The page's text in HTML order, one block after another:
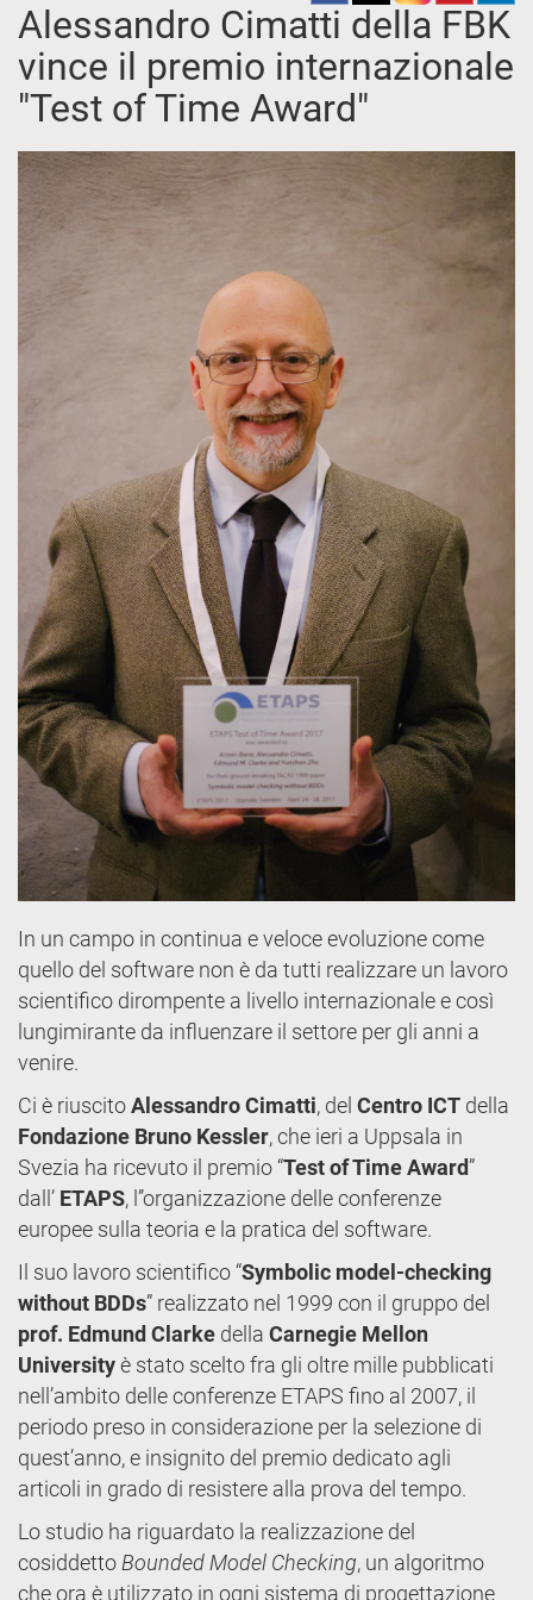
Alessandro Cimatti della FBK
vince il premio internazionale
"Test of Time Award"
In un campo in continua e veloce evoluzione come
quello del software non è da tutti realizzare un lavoro
scientifico dirompente a livello internazionale e così
lungimirante da influenzare il settore per gli anni a
venire.
Ci è riuscitoAlessandro Cimatti, del Centro ICT della
Fondazione Bruno Kessler, che ieri a Uppsala in
Svezia ha ricevuto il premio “Test of Time Award”
dall’ ETAPS, l’’organizzazione delle conferenze
europee sulla teoria e la pratica del software.
Il suo lavoro scientifico “Symbolic model-checking
without BDDs” realizzato nel 1999 con il gruppo del
prof. Edmund Clarke della Carnegie Mellon
Universityè stato scelto fra gli oltre mille pubblicati
nell’ambito delle conferenze ETAPS fino al 2007, il
periodo preso in considerazione per la selezione di
quest’anno, e insignito del premio dedicato agli
articoli in grado di resistere alla prova del tempo.
Lo studio ha riguardato la realizzazione del
cosiddetto Bounded Model Checking, un algoritmo
che ora è utilizzato in ogni sistema di progettazione